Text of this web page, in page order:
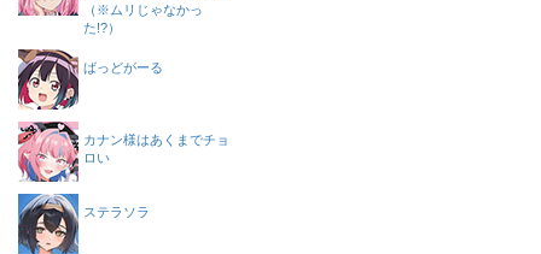
（※ムリじゃなかっ
た!?）
ばっどがーる
カナン様はあくまでチョ
ロい
ステラソラ